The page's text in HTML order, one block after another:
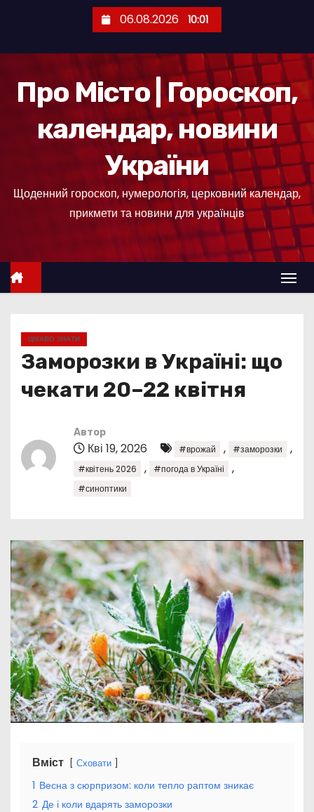
е
06.08.2026 10:01
Про Місто | Гороскоп,
календар, новини
України
Щоденний гороскоп, нумерологія, церковний календар,
прикмети та новини для українців
ЦІКАВО ЗНАТИ
Заморозки в Україні: що
чекати 20–22 квітня
Автор
Кві 19, 2026 #врожай , #заморозки ,
#квітень 2026 , #погода в Україні ,
#синоптики
Вміст Сховати
1 Весна з сюрпризом: коли тепло раптом зникає
2 Де і коли вдарять заморозки